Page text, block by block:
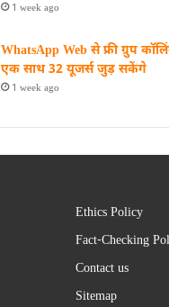
1 week ago
WhatsApp Web से फ्री ग्रुप
एक साथ 32 यूजर्स जुड़ सकेंगे
1 week ago
Ethics Policy
Fact-Checking
Contact us
Sitemap